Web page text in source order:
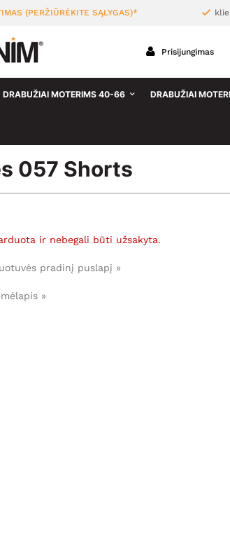
(PERŽIŪRĖKITE SĄLYGAS)*
Prisijungimas
DRABUŽIAI MOTERIMS 40-66 DRABUŽIAI
057 Shorts
ir nebegali būti užsakyta.
pradinį puslapį »
»